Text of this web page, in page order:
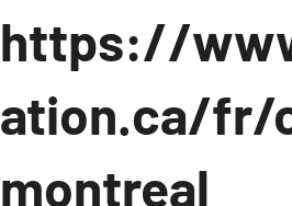
https://
ation.ca/fr/
montreal